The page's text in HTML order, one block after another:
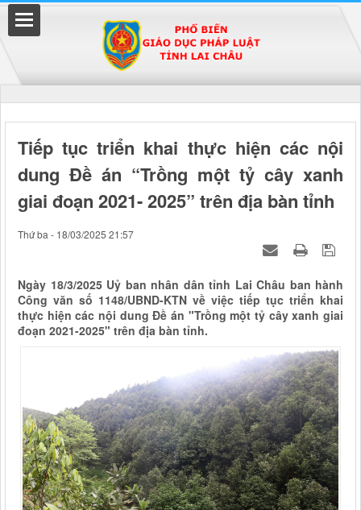
Tiếp tục triển khai thực hiện các nội
dung Đề án “Trồng một tỷ cây xanh
giai đoạn 2021- 2025” trên địa bàn tỉnh
Thứ ba - 18/03/2025 21:57
Ngày 18/3/2025 Uỷ ban nhân dân tỉnh Lai Châu ban hành
Công văn số 1148/UBND-KTN về việc tiếp tục triển khai
thực hiện các nội dung Đề án "Trồng một tỷ cây xanh giai
đoạn 2021-2025" trên địa bàn tỉnh.
Đã kết nối EMC